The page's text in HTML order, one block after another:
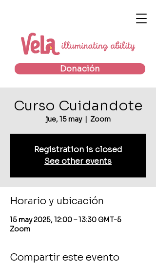
Donación
Curso Cuidandote
jue, 15 may
  |
Zoom
Registration is closed
See other events
Horario y ubicación
15 may 2025, 12:00 – 13:30 GMT-5
Zoom
Compartir este evento